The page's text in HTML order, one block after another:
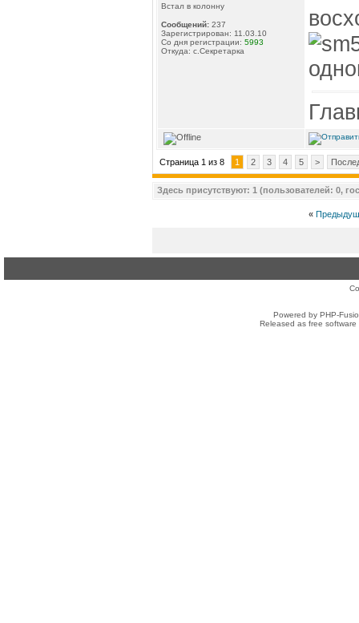
Встал в колонну
Сообщений: 237
Зарегистрирован: 11.03.10
Со дня регистрации: 5993
Откуда: с.Секретарка
Страница 1 из 8 1 2 3 4 5 >
Здесь присутствуют: 1 (пользователей: 0,
«
Powered by PHP-
Released as free